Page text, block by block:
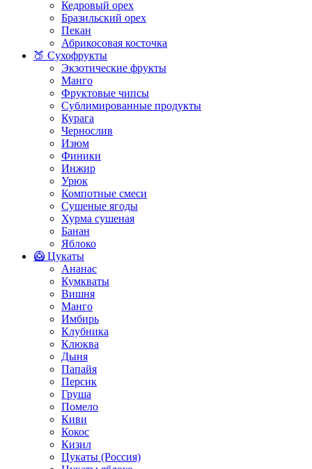
Кедровый орех
Бразильский орех
Пекан
Абрикосовая косточка
🍑 Сухофрукты
Экзотические фрукты
Манго
Фруктовые чипсы
Сублимированные продукты
Курага
Чернослив
Изюм
Финики
Инжир
Урюк
Компотные смеси
Сушеные ягоды
Хурма сушеная
Банан
Яблоко
🥝 Цукаты
Ананас
Кумкваты
Вишня
Манго
Имбирь
Клубника
Клюква
Дыня
Папайя
Персик
Груша
Помело
Киви
Кокос
Кизил
Цукаты (Россия)